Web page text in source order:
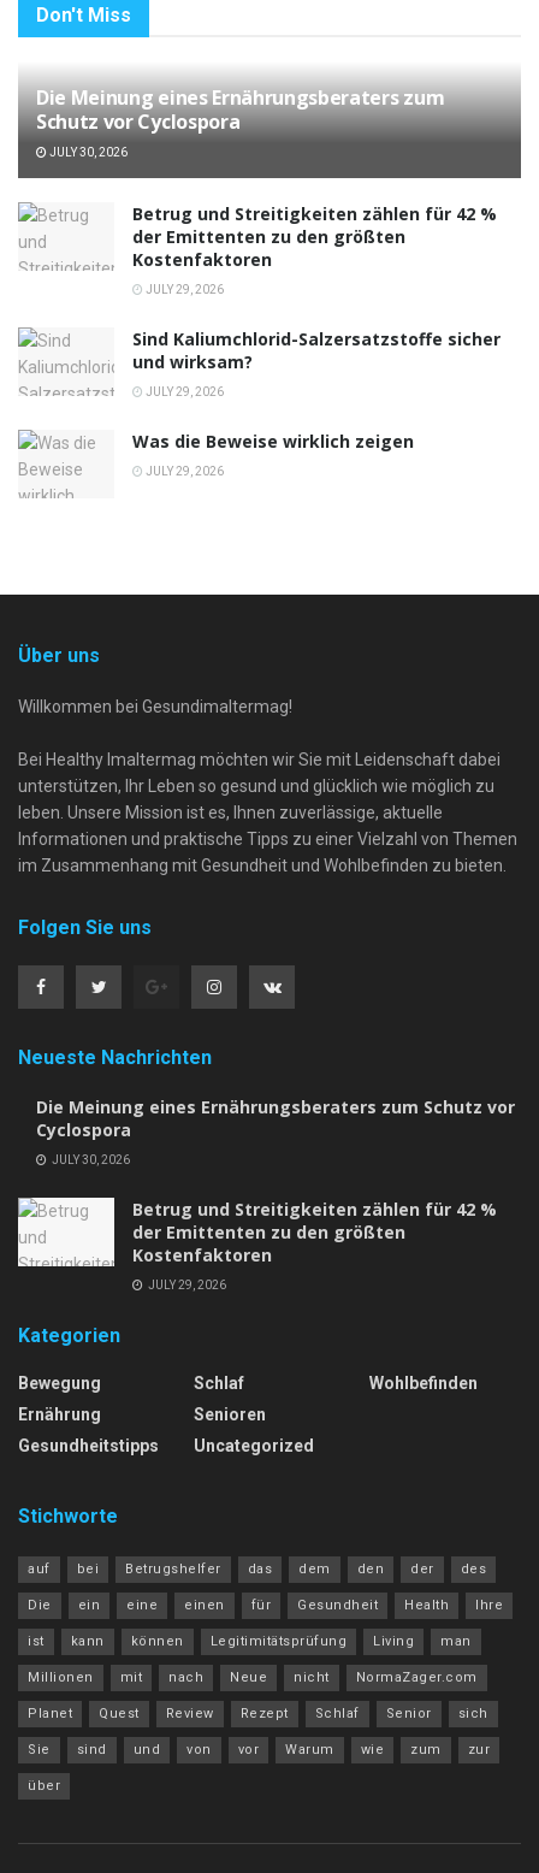
Don't Miss
Die Meinung eines Ernährungsberaters zum
Schutz vor Cyclospora
JULY 30, 2026
Betrug und Streitigkeiten zählen für 42 %
der Emittenten zu den größten
Kostenfaktoren
JULY 29, 2026
Sind Kaliumchlorid-Salzersatzstoffe sicher
und wirksam?
JULY 29, 2026
Was die Beweise wirklich zeigen
JULY 29, 2026
Über uns
Willkommen bei Gesundimaltermag!
Bei Healthy Imaltermag möchten wir Sie mit Leidenschaft dabei
unterstützen, Ihr Leben so gesund und glücklich wie möglich zu
leben. Unsere Mission ist es, Ihnen zuverlässige, aktuelle
Informationen und praktische Tipps zu einer Vielzahl von Themen
im Zusammenhang mit Gesundheit und Wohlbefinden zu bieten.
Folgen Sie uns
Neueste Nachrichten
Die Meinung eines Ernährungsberaters zum Schutz vor
Cyclospora
JULY 30, 2026
Betrug und Streitigkeiten zählen für 42 %
der Emittenten zu den größten
Kostenfaktoren
JULY 29, 2026
Kategorien
Bewegung
Ernährung
Gesundheitstipps
Schlaf
Senioren
Uncategorized
Wohlbefinden
Stichworte
auf bei Betrugshelfer das dem den der des
Die ein eine einen für Gesundheit Health Ihre
ist kann können Legitimitätsprüfung Living man
Millionen mit nach Neue nicht NormaZager.com
Planet Quest Review Rezept Schlaf Senior sich
Sie sind und von vor Warum wie zum zur
über